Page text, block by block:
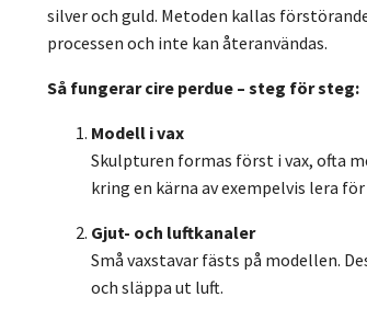
silver och guld. Metoden kallas
processen och inte kan återanvändas.
Så fungerar cire perdue – steg för steg:
Modell i vax
Skulpturen formas först i vax, ofta
kring en kärna av exempelvis lera
Gjut- och luftkanaler
Små vaxstavar fästs på modellen.
och släppa ut luft.